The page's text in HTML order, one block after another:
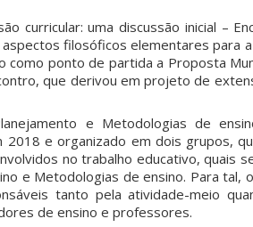
curricular: uma discussão inicial –
filosóficos elementares para
como ponto de partida a Proposta
que derivou em projeto de
e Metodologias de
2018 e organizado em dois grupos,
no trabalho educativo, quais
e Metodologias de ensino. Para tal,
tanto pela atividade-meio
de ensino e professores.